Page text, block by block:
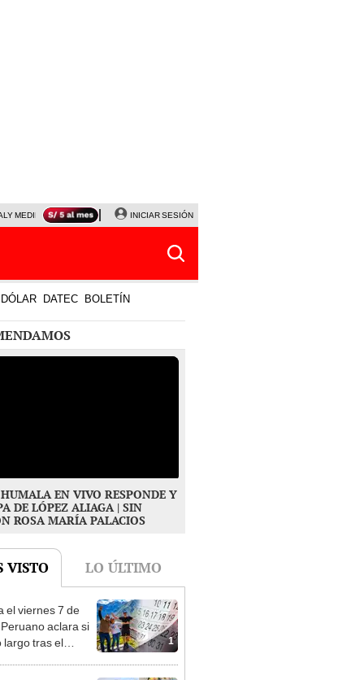
MEDINA PRECIO DEL DÓLAR JANET TELLO
INICIAR SESIÓN
DÓLAR DATEC BOLETÍN
EN VIVO RESPONDE Y
DE LÓPEZ ALIAGA | SIN
ROSA MARÍA PALACIOS
VISTO LO ÚLTIMO
1
el viernes 7 de
aclara si
largo tras el